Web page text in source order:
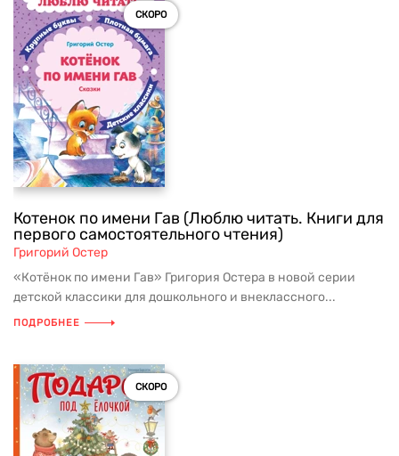
СКОРО
Котенок по имени Гав (Люблю читать. Книги для
первого самостоятельного чтения)
Григорий Остер
«Котёнок по имени Гав» Григория Остера в новой серии
детской классики для дошкольного и внеклассного...
ПОДРОБНЕЕ
СКОРО